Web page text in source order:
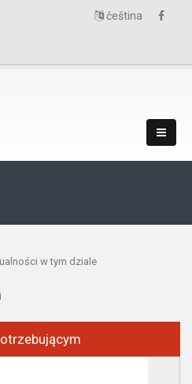
čeština
w tym dziale